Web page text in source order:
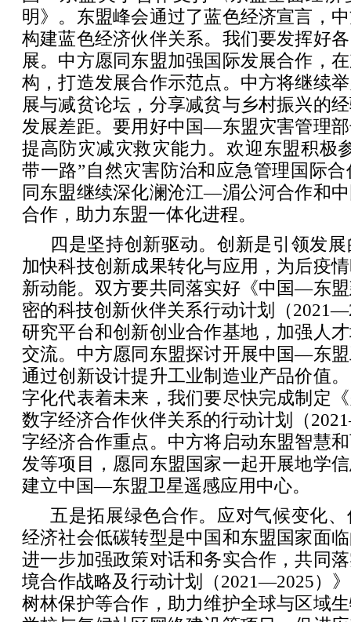
明》。东盟峰会通过了蓝色经济宣言，
构建蓝色经济伙伴关系。我们要发挥好
展。中方愿同东盟加强国际发展合作，
构，打造发展合作示范点。中方将继续
展与减贫论坛，分享减贫与乡村振兴的
发展差距。要用好中国—东盟灾害管理
提高防灾减灾救灾能力。欢迎东盟积极
带一路”自然灾害防治和应急管理国际
同东盟继续深化澜沧江—湄公河合作和
合作，助力东盟一体化进程。
四是坚持创新驱动。创新是引领发
加快科技创新成果转化与应用，为后疫
新动能。双方要共同落实好《中国—东
密的科技创新伙伴关系行动计划（
研究平台和创新创业合作基地，加强人
交流。中方愿同东盟探讨开展中国—东
通过创新设计提升工业制造业产品价值
字化代表着未来，我们要尽快完成制定
数字经济合作伙伴关系的行动计划（
字经济合作重点。中方将启动东盟智慧
发等项目，愿同东盟国家一起开展地学
建立中国—东盟卫星遥感应用中心。
五是拓展绿色合作。应对气候变化
经济社会低碳转型是中国和东盟国家面
进一步加强政策对话和务实合作，共同
境合作战略及行动计划（2021—2025）
树林保护等合作，助力维护全球与区域